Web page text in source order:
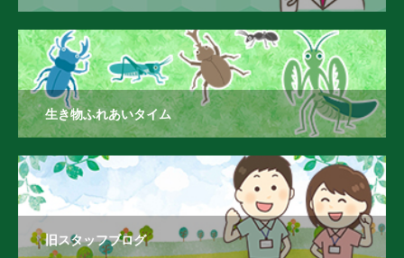
生き物ふれあいタイム
旧スタッフブログ